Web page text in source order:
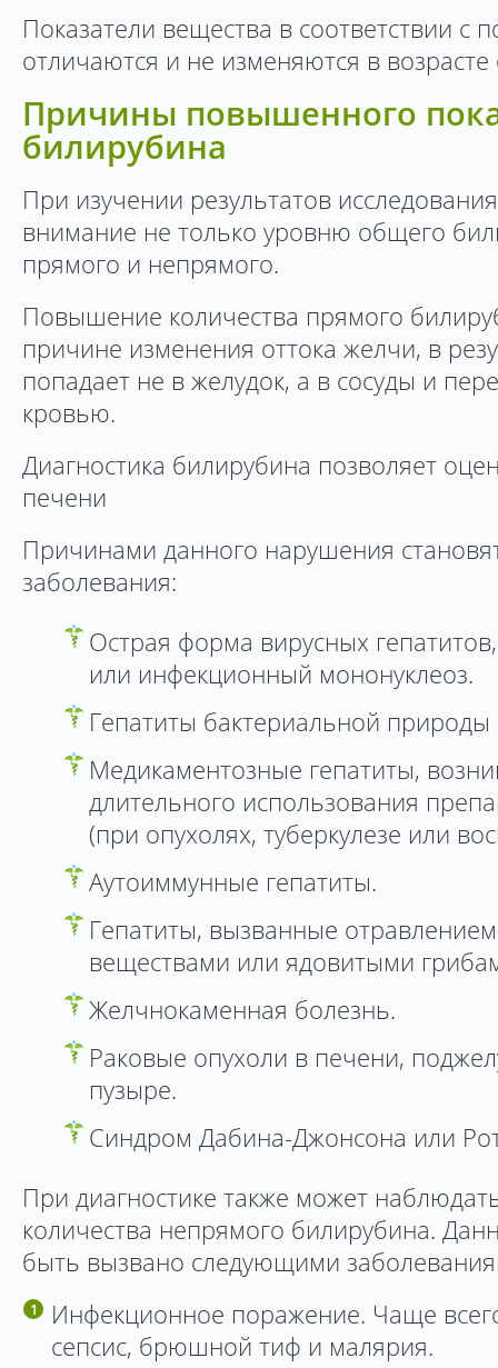
Показатели вещества в соответствии с
отличаются и не изменяются в
Причины повышенного
билирубина
При изучении результатов
внимание не только уровню общего
прямого и непрямого.
Повышение количества прямого
причине изменения оттока желчи, в
попадает не в желудок, а в сосуды и
кровью.
Диагностика билирубина позволяет
печени
Причинами данного нарушения
заболевания:
Острая форма вирусных
или инфекционный мононуклеоз.
Гепатиты бактериальной
Медикаментозные гепатиты,
длительного использования
(при опухолях, туберкулезе или
Аутоиммунные гепатиты.
Гепатиты, вызванные
веществами или ядовитыми
Желчнокаменная болезнь.
Раковые опухоли в печени,
пузыре.
Синдром Дабина-Джонсона или
При диагностике также может
количества непрямого билирубина.
быть вызвано следующими
Инфекционное поражение. Чаще
сепсис, брюшной тиф и малярия.